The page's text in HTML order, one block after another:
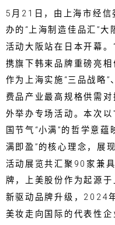
5月21日，由上海市经信
办的“上海制造佳品汇”大
活动大阪站在日本开幕
携旗下韩束品牌重磅亮相
作为上海实施“三品战略”
费品产业最高规格供需
外举办专场活动。本次
国节气“小满”的哲学意
满即盈”的核心理念，展
活动展览共汇聚90家兼
牌，上美股份作为起源
新驱动品牌升级，2024
美妆走向国际的代表性